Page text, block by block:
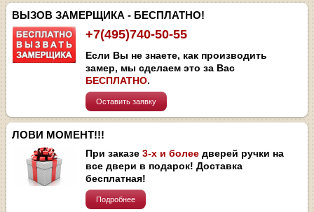
ВЫЗОВ ЗАМЕРЩИКА - БЕСПЛАТНО!
+7(495)740-50-55
Если Вы не знаете, как производить
замер, мы сделаем это за Вас
БЕСПЛАТНО.
Оставить заявку
ЛОВИ МОМЕНТ!!!
При заказе3-х и более дверей ручки на
все двери в подарок! Доставка
бесплатная!
Подробнее